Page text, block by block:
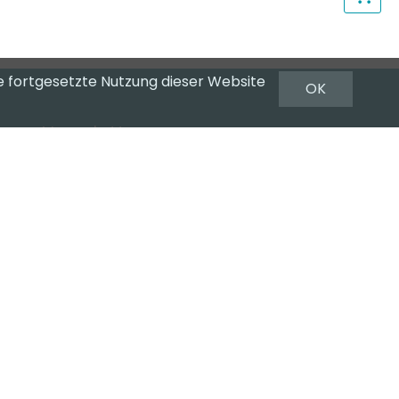
Newsletter
OK
fortgesetzte Nutzung dieser Website